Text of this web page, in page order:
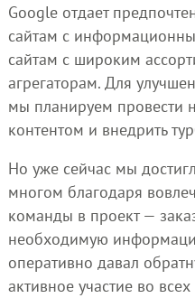
Google отдает
сайтам с
сайтам с широким
агрегаторам. Для
мы планируем провести
контентом и внедрить
Но уже сейчас мы
многом благодаря
команды в проект —
необходимую
оперативно давал
активное участие во